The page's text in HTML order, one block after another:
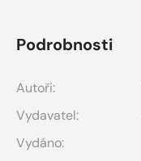
Podrobnosti
Autoři:
Vydavatel:
Vydáno: